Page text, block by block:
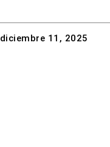
diciembre 11, 2025